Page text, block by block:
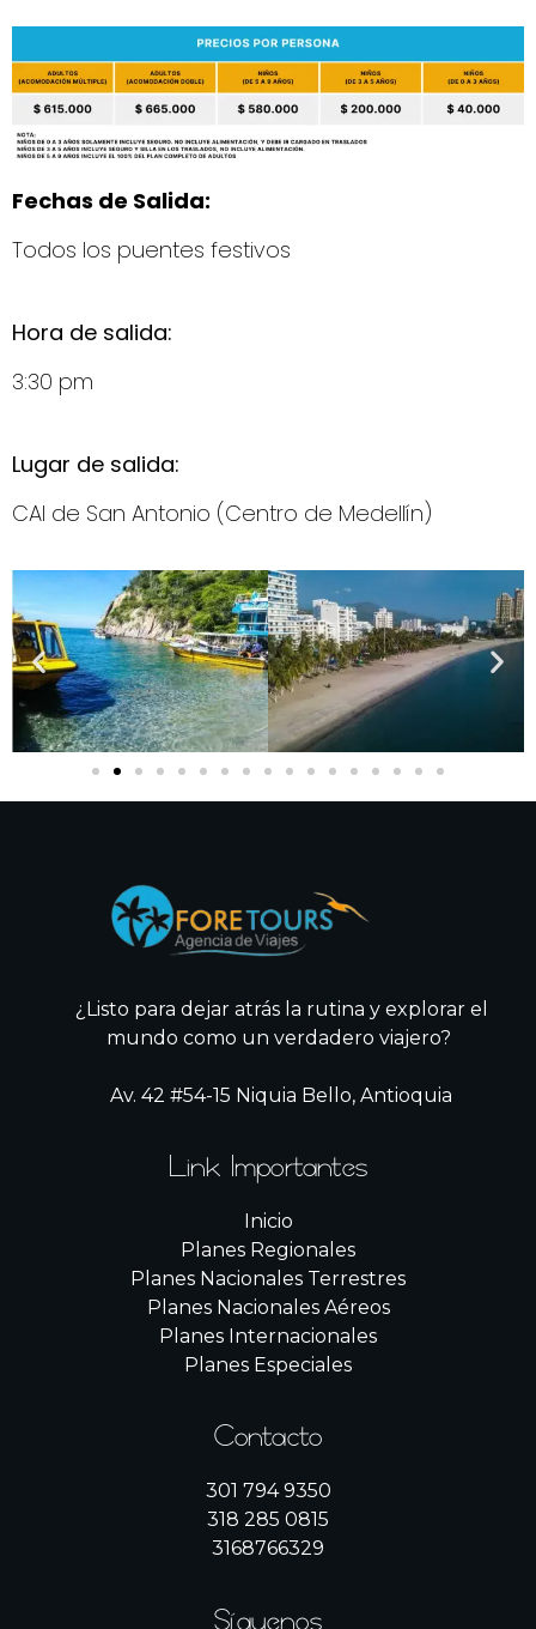
Fechas de Salida:
Todos los puentes festivos
Hora de salida:
3:30 pm
Lugar de salida:
CAI de San Antonio (Centro de Medellín)
¿Listo para dejar atrás la rutina y explorar el
mundo como un verdadero viajero?
Av. 42 #54-15 Niquia Bello, Antioquia
Link Importantes
Inicio
Planes Regionales
Planes Nacionales Terrestres
Planes Nacionales Aéreos
Planes Internacionales
Planes Especiales
Contacto
301 794 9350
318 285 0815
3168766329
Síguenos